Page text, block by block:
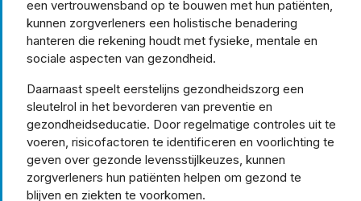
een vertrouwensband op te bouwen met hun patiënten,
kunnen zorgverleners een holistische benadering
hanteren die rekening houdt met fysieke, mentale en
sociale aspecten van gezondheid.
Daarnaast speelt eerstelijns gezondheidszorg een
sleutelrol in het bevorderen van preventie en
gezondheidseducatie. Door regelmatige controles uit te
voeren, risicofactoren te identificeren en voorlichting te
geven over gezonde levensstijlkeuzes, kunnen
zorgverleners hun patiënten helpen om gezond te
blijven en ziekten te voorkomen.